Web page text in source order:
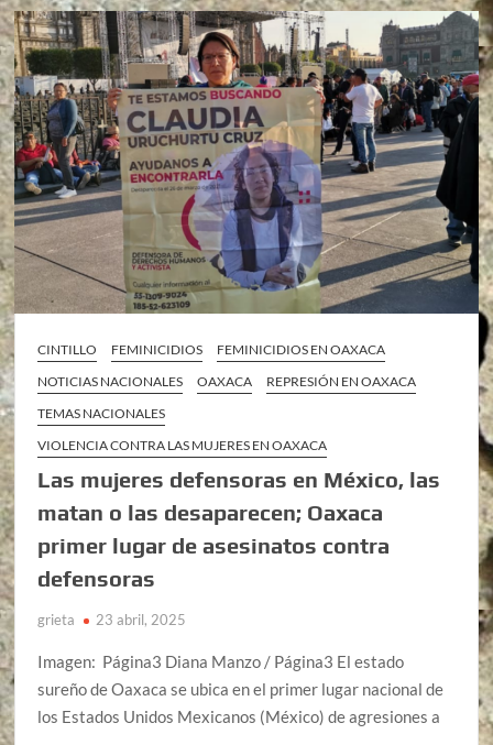
CINTILLO FEMINICIDIOS
FEMINICIDIOS EN OAXACA
NOTICIAS NACIONALES
OAXACA
REPRESIÓN EN OAXACA
TEMAS NACIONALES
VIOLENCIA CONTRA LAS MUJERES EN OAXACA
Las mujeres defensoras en México, las
matan o las desaparecen; Oaxaca
primer lugar de asesinatos contra
defensoras
grieta 23 abril, 2025
Imagen: Página3 Diana Manzo / Página3 El estado
sureño de Oaxaca se ubica en el primer lugar nacional de
los Estados Unidos Mexicanos (México) de agresiones a